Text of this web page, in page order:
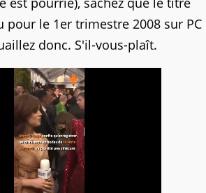
pour le 1er trimestre 2008 sur PC
donc. S'il-vous-plaît.